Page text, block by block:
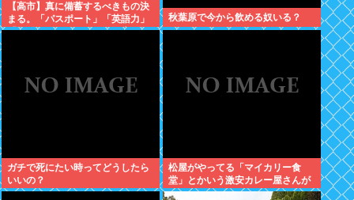
【高市】真に備蓄するべきもの決
まる。「パスポート」「英語力」
「海外からアクセスして日本円を
秋葉原で今から飲める奴いる？
ガチで死にたい時ってどうしたら
いいの？
松屋がやってる「マイカリー食
堂」とかいう激安カレー屋さんが
こちらwww